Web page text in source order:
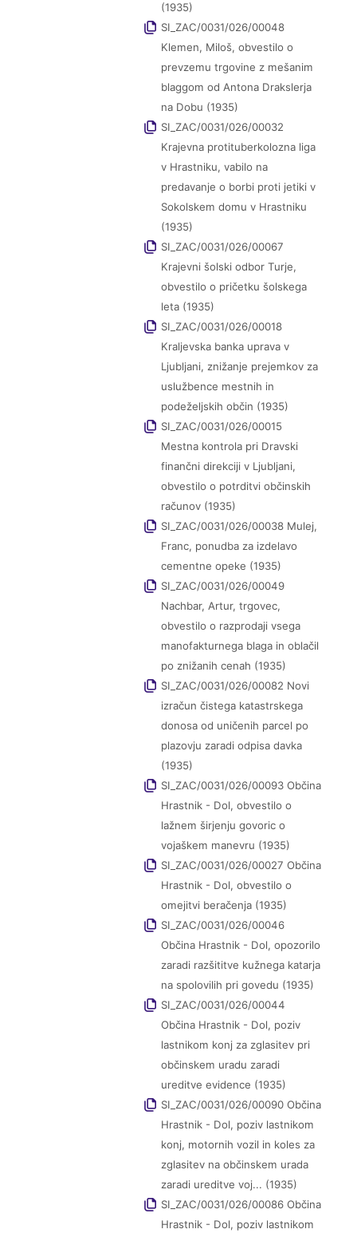
(1935)
SI_ZAC/0031/026/00048
Klemen, Miloš, obvestilo o
prevzemu trgovine z mešanim
blaggom od Antona Drakslerja
na Dobu (1935)
SI_ZAC/0031/026/00032
Krajevna protituberkolozna liga
v Hrastniku, vabilo na
predavanje o borbi proti jetiki v
Sokolskem domu v Hrastniku
(1935)
SI_ZAC/0031/026/00067
Krajevni šolski odbor Turje,
obvestilo o pričetku šolskega
leta (1935)
SI_ZAC/0031/026/00018
Kraljevska banka uprava v
Ljubljani, znižanje prejemkov za
uslužbence mestnih in
podeželjskih občin (1935)
SI_ZAC/0031/026/00015
Mestna kontrola pri Dravski
finančni direkciji v Ljubljani,
obvestilo o potrditvi občinskih
računov (1935)
SI_ZAC/0031/026/00038 Mulej,
Franc, ponudba za izdelavo
cementne opeke (1935)
SI_ZAC/0031/026/00049
Nachbar, Artur, trgovec,
obvestilo o razprodaji vsega
manofakturnega blaga in oblačil
po znižanih cenah (1935)
SI_ZAC/0031/026/00082 Novi
izračun čistega katastrskega
donosa od uničenih parcel po
plazovju zaradi odpisa davka
(1935)
SI_ZAC/0031/026/00093 Občina
Hrastnik - Dol, obvestilo o
lažnem širjenju govoric o
vojaškem manevru (1935)
SI_ZAC/0031/026/00027 Občina
Hrastnik - Dol, obvestilo o
omejitvi beračenja (1935)
SI_ZAC/0031/026/00046
Občina Hrastnik - Dol, opozorilo
zaradi razšititve kužnega katarja
na spolovilih pri govedu (1935)
SI_ZAC/0031/026/00044
Občina Hrastnik - Dol, poziv
lastnikom konj za zglasitev pri
občinskem uradu zaradi
ureditve evidence (1935)
SI_ZAC/0031/026/00090 Občina
Hrastnik - Dol, poziv lastnikom
konj, motornih vozil in koles za
zglasitev na občinskem urada
zaradi ureditve voj... (1935)
SI_ZAC/0031/026/00086 Občina
Hrastnik - Dol, poziv lastnikom